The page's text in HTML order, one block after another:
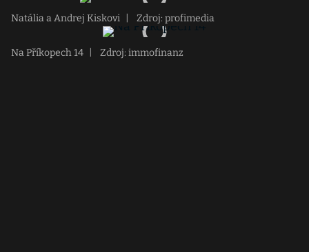
Natália a Andrej Kiskovi Zdroj: profimedia
Na Příkopech 14 Zdroj: immofinanz